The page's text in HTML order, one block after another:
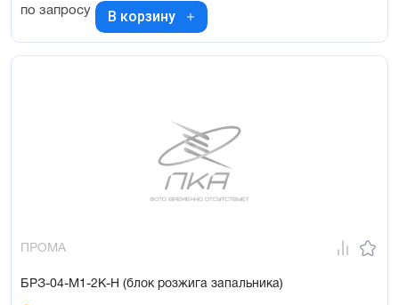
по запросу В корзину
ПРОМА
БРЗ-04-М1-2К-Н (блок розжига запальника)